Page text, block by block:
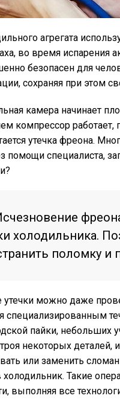
агрегата
во время испарения
безопасен для
сохраняя при этом
камера начинает
компрессор
утечка фреона.
помощи специалиста,
холодильника.
поломку
можно даже
пайки, небольших
некоторых
или заменить
холодильник. Такие
выполняя все